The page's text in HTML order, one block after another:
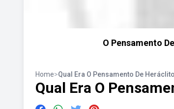
O Pensamento
Home>Qual Era O Pensamento De Heráclito
Qual Era O